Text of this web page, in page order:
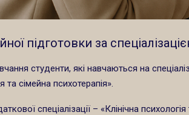
підготовки за
студенти, які навчаються на
та сімейна психотерапія».
спеціалізації – «Клінічна